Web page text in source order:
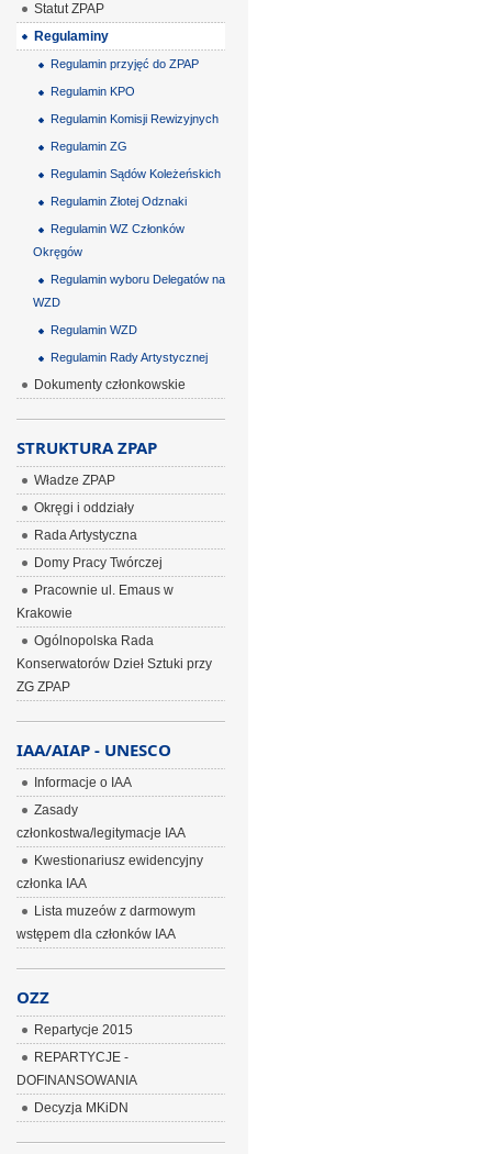
Statut ZPAP
Regulaminy
Regulamin przyjęć do ZPAP
Regulamin KPO
Regulamin Komisji Rewizyjnych
Regulamin ZG
Regulamin Sądów Koleżeńskich
Regulamin Złotej Odznaki
Regulamin WZ Członków
Okręgów
Regulamin wyboru Delegatów na
WZD
Regulamin WZD
Regulamin Rady Artystycznej
Dokumenty członkowskie
STRUKTURA ZPAP
Władze ZPAP
Okręgi i oddziały
Rada Artystyczna
Domy Pracy Twórczej
Pracownie ul. Emaus w
Krakowie
Ogólnopolska Rada
Konserwatorów Dzieł Sztuki przy
ZG ZPAP
IAA/AIAP - UNESCO
Informacje o IAA
Zasady
członkostwa/legitymacje IAA
Kwestionariusz ewidencyjny
członka IAA
Lista muzeów z darmowym
wstępem dla członków IAA
OZZ
Repartycje 2015
REPARTYCJE -
DOFINANSOWANIA
Decyzja MKiDN